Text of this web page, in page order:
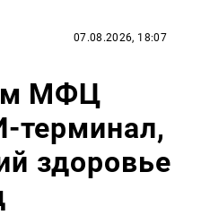
07.08.2026, 18:07
МФЦ
терминал,
здоровье